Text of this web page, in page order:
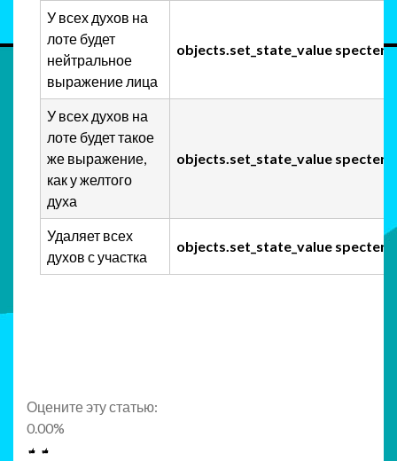
У всех духов на
лоте будет
нейтральное
выражение лица
objects.set_state_value
У всех духов на
лоте будет такое
же выражение,
как у желтого
духа
objects.set_state_value
Удаляет всех
духов с участка
objects.set_state_value
Оцените эту статью:
0.00%